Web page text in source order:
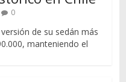
0
de su sedán más
manteniendo el